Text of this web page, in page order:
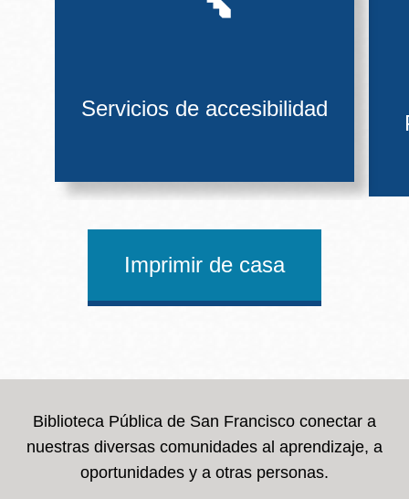
Servicios de accesibilidad
Imprimir de casa
Biblioteca Pública de San Francisco conectar a
nuestras diversas comunidades al aprendizaje, a
oportunidades y a otras personas.